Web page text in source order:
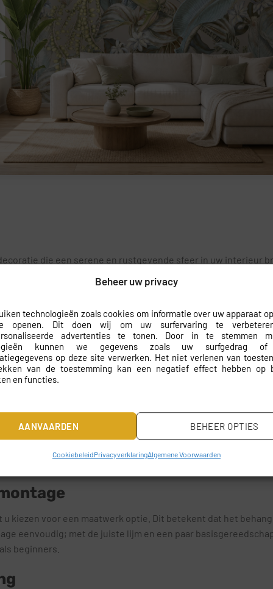
Beheer uw privacy
technologieën zoals cookies om informatie over uw apparaat
openen. Dit doen wij om uw surfervaring te
advertenties te tonen. Door in te stemmen
kunnen we gegevens zoals uw surfgedrag of
op deze site verwerken. Het niet verlenen van
van de toestemming kan een negatief effect hebben op
en functies.
AANVAARDEN BEHEER OPTIES
CookiebeleidPrivacyverklaringAlgemene Voorwaarden
die een serene en rustgevende sfeer in uw
en minimalistische woonstijlen. De harmonieuze
harmonie tot zijn recht
en comfort voorop staan. Denk hierbij aan uw
waardoor het perfect is voor een rustige leeshoek
vliesbehang, wat zorgt voor een uitstekende
zijn scherp en levendig, waardoor elk element van het
kiezen voor een maatwerk optie. Dit betekent dat het
eenvoudig; met de juiste lijm en een paar
beginners.